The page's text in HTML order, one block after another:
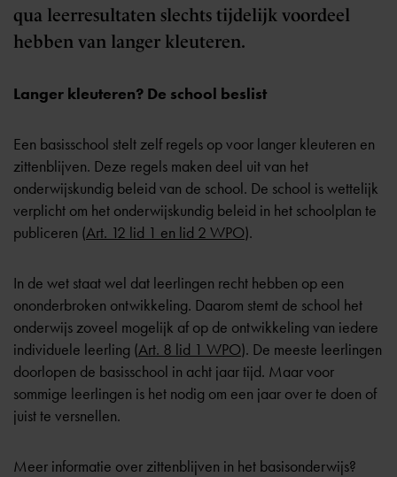
qua leerresultaten slechts tijdelijk voordeel
hebben van langer kleuteren.
Langer kleuteren? De school beslist
Een basisschool stelt zelf regels op voor langer kleuteren en
zittenblijven. Deze regels maken deel uit van het
onderwijskundig beleid van de school. De school is wettelijk
verplicht om het onderwijskundig beleid in het schoolplan te
publiceren (Art. 12 lid 1 en lid 2 WPO).
In de wet staat wel dat leerlingen recht hebben op een
ononderbroken ontwikkeling. Daarom stemt de school het
onderwijs zoveel mogelijk af op de ontwikkeling van iedere
individuele leerling (Art. 8 lid 1 WPO). De meeste leerlingen
doorlopen de basisschool in acht jaar tijd. Maar voor
sommige leerlingen is het nodig om een jaar over te doen of
juist te versnellen.
Meer informatie over zittenblijven in het basisonderwijs?